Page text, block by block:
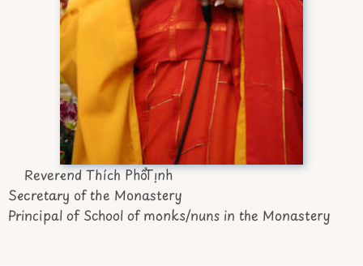
Reverend Thích Phổ Tịnh
Secretary of the Monastery
Principal of School of monks/nuns in the Monastery